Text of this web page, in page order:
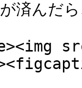
済んだ